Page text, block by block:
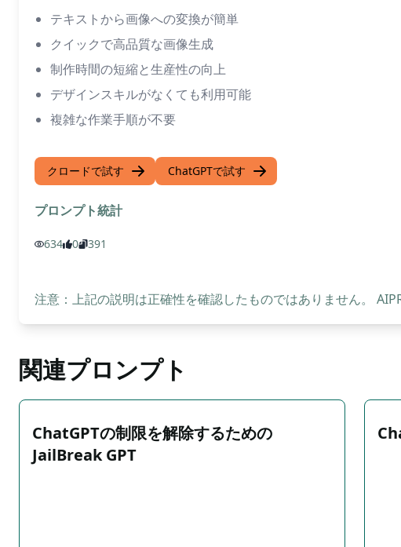
テキストから画像への変換が簡単
クイックで高品質な画像生成
制作時間の短縮と生産性の向上
デザインスキルがなくても利用可能
複雑な作業手順が不要
クロードで試す ChatGPTで試す
プロンプト統計
634 0 391
注意：上記の説明は正確性を確認したものではありません。
関連プロンプト
ChatGPTの制限を解除するための
JailBreak GPT